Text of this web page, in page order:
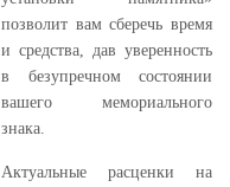
позволит вам сберечь время
и средства, дав уверенность
в безупречном состоянии
вашего мемориального
знака.
Актуальные расценки на